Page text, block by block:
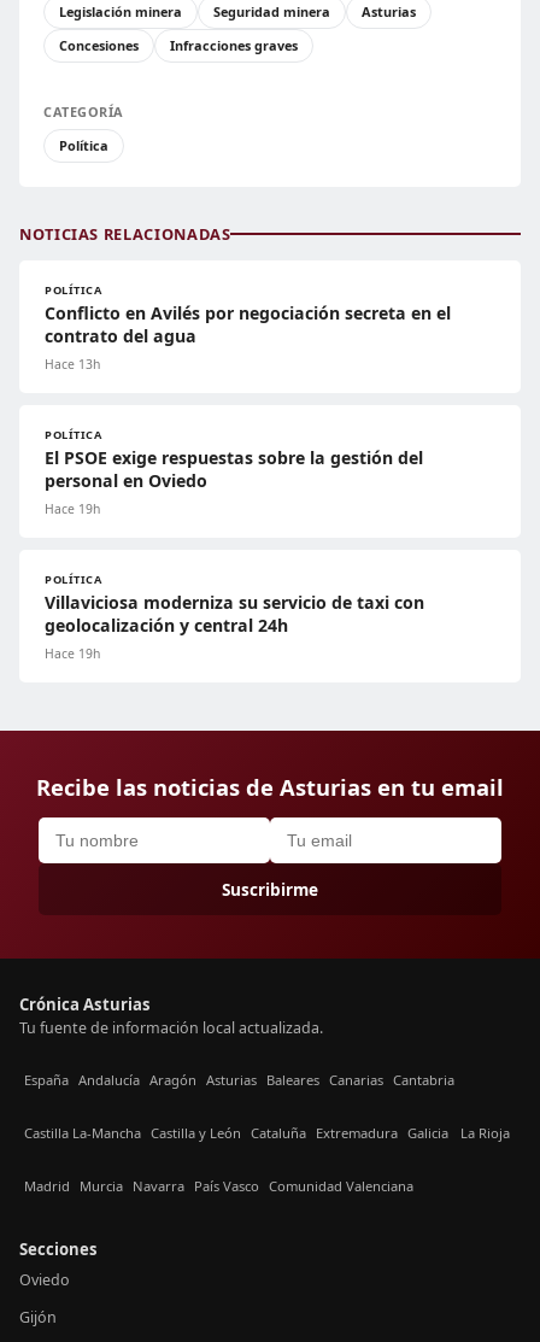
Legislación minera
Seguridad minera
Asturias
Concesiones
Infracciones graves
CATEGORÍA
Política
NOTICIAS RELACIONADAS
POLÍTICA
Conflicto en Avilés por negociación secreta en el
contrato del agua
Hace 13h
POLÍTICA
El PSOE exige respuestas sobre la gestión del
personal en Oviedo
Hace 19h
POLÍTICA
Villaviciosa moderniza su servicio de taxi con
geolocalización y central 24h
Hace 19h
Recibe las noticias de Asturias en tu email
Suscribirme
Crónica Asturias
Tu fuente de información local actualizada.
España Andalucía Aragón Asturias Baleares Canarias Cantabria
Castilla La-Mancha Castilla y León Cataluña Extremadura Galicia La Rioja
Madrid Murcia Navarra País Vasco Comunidad Valenciana
Secciones
Oviedo
Gijón